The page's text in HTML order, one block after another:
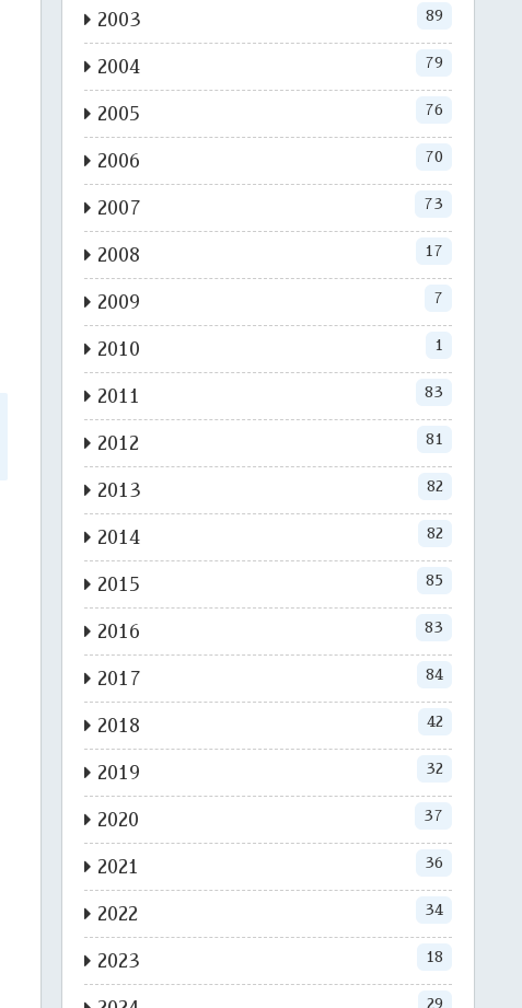
2003 89
2004 79
2005 76
2006 70
2007 73
2008 17
2009 7
2010 1
2011 83
2012 81
2013 82
2014 82
2015 85
2016 83
2017 84
2018 42
2019 32
2020 37
2021 36
2022 34
2023 18
29